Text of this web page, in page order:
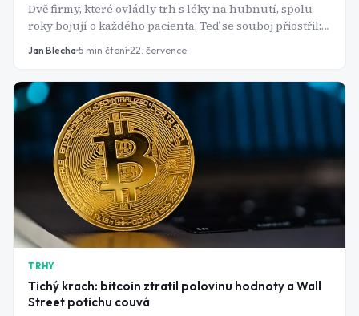
Dvě firmy, které ovládly trh s léky na hubnutí, spolu
roky bojují o každého pacienta. Teď se souboj přiostřil:
Novo Nordisk táhne konkurenta k federálnímu soudu
Jan Blecha 5 min čtení 22. července
TRHY
Tichý krach: bitcoin ztratil polovinu hodnoty a Wall
Street potichu couvá